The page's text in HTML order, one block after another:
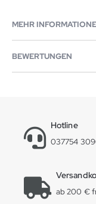
MEHR
BEWERTUNGEN
Hotline
037754
ab 200 €